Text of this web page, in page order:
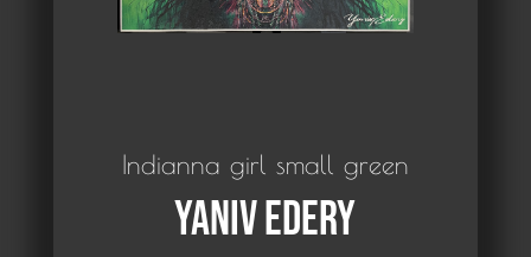
Indianna girl small green
Yaniv Edery